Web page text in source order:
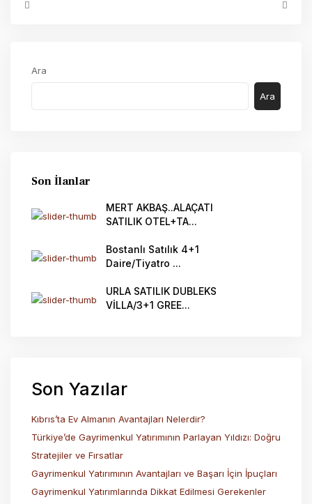
Ara
Ara
Son İlanlar
MERT AKBAŞ..ALAÇATI
SATILIK OTEL+TA...
Bostanlı Satılık 4+1
Daire/Tiyatro ...
URLA SATILIK DUBLEKS
VİLLA/3+1 GREE...
Son Yazılar
Kıbrıs’ta Ev Almanın Avantajları Nelerdir?
Türkiye’de Gayrimenkul Yatırımının Parlayan Yıldızı: Doğru
Stratejiler ve Fırsatlar
Gayrimenkul Yatırımının Avantajları ve Başarı İçin İpuçları
Gayrimenkul Yatırımlarında Dikkat Edilmesi Gerekenler